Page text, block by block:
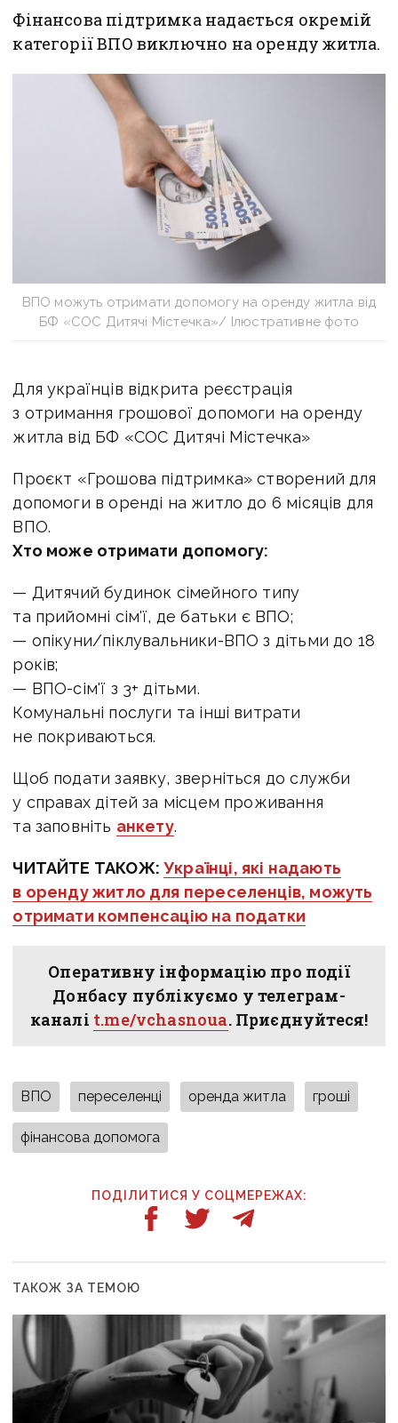
Фінансова підтримка надається окремій
категорії ВПО виключно на оренду житла.
ВПО можуть отримати допомогу на оренду житла від
БФ «СОС Дитячі Містечка»/ Ілюстративне фото
Для українців відкрита реєстрація
з отримання грошової допомоги на оренду
житла від БФ «СОС Дитячі Містечка»
Проєкт «Грошова підтримка» створений для
допомоги в оренді на житло до 6 місяців для
ВПО.
Хто може отримати допомогу:
— Дитячий будинок сімейного типу
та прийомні сім'ї, де батьки є ВПО;
— опікуни/піклувальники-ВПО з дітьми до 18
років;
— ВПО-сім'ї з 3+ дітьми.
Комунальні послуги та інші витрати
не покриваються.
Щоб подати заявку, зверніться до служби
у справах дітей за місцем проживання
та заповніть анкету.
ЧИТАЙТЕ ТАКОЖ:Українці, які надають
в оренду житло для переселенців, можуть
отримати компенсацію на податки
Оперативну інформацію про події
Донбасу публікуємо у телеграм-
каналі t.me/vchasnoua. Приєднуйтеся!
ВПО переселенці оренда житла гроші
фінансова допомога
ПОДІЛИТИСЯ У СОЦМЕРЕЖАХ:
ТАКОЖ ЗА ТЕМОЮ